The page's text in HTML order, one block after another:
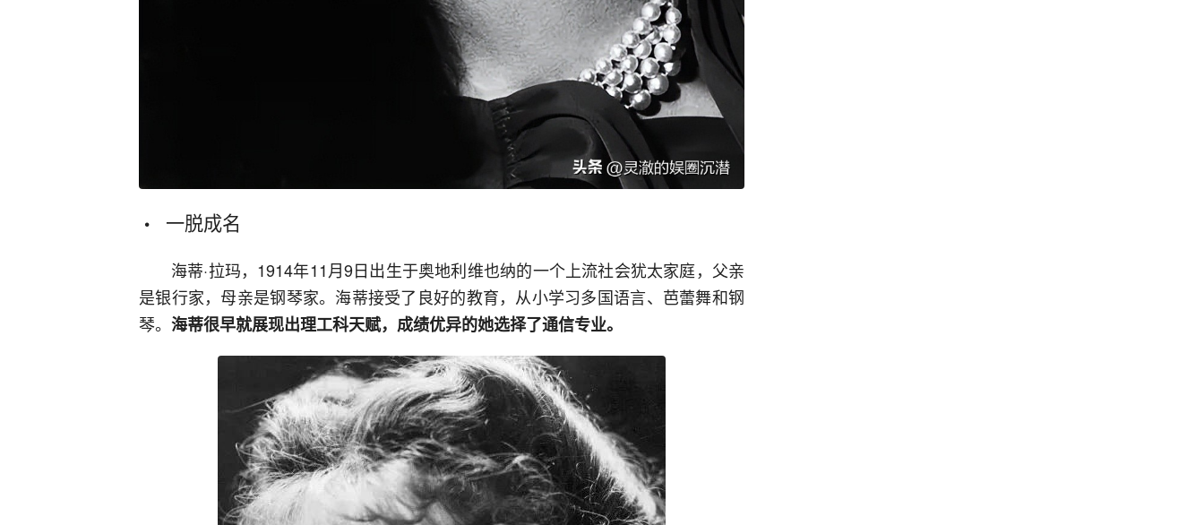
一脱成名
海蒂·拉玛，1914年11月9日出生于奥地利维也纳的一个上流社会犹太家庭，父亲
是银行家，母亲是钢琴家。海蒂接受了良好的教育，从小学习多国语言、芭蕾舞和钢
琴。 海蒂很早就展现出理工科天赋，成绩优异的她选择了通信专业。